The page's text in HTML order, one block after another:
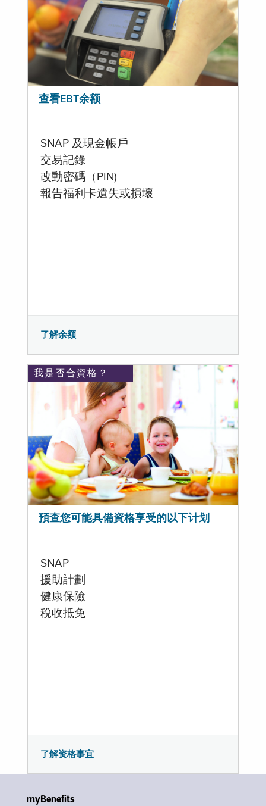
查看EBT余额
SNAP 及現金帳戶
交易記錄
改動密碼（PIN)
報告福利卡遺失或損壞
了解余额
我是否合資格？
預查您可能具備資格享受的以下计划
SNAP
援助計劃
健康保險
稅收抵免
了解资格事宜
myBenefits